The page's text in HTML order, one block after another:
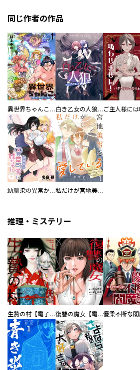
同じ作者の作品
異世界ちゃんこ～横綱目前に召喚されたんだが～ 【連載版】 白き乙女の人狼（ウェアウルフ） 【連載版】
幼馴染の異常かわいい妹ちゃん 【連載版】 私だけが宮地美雪を愛している 【連載版】
推理・ミステリー
生贄の村【電子単行本版】 復讐の魔女【電子単行本版】